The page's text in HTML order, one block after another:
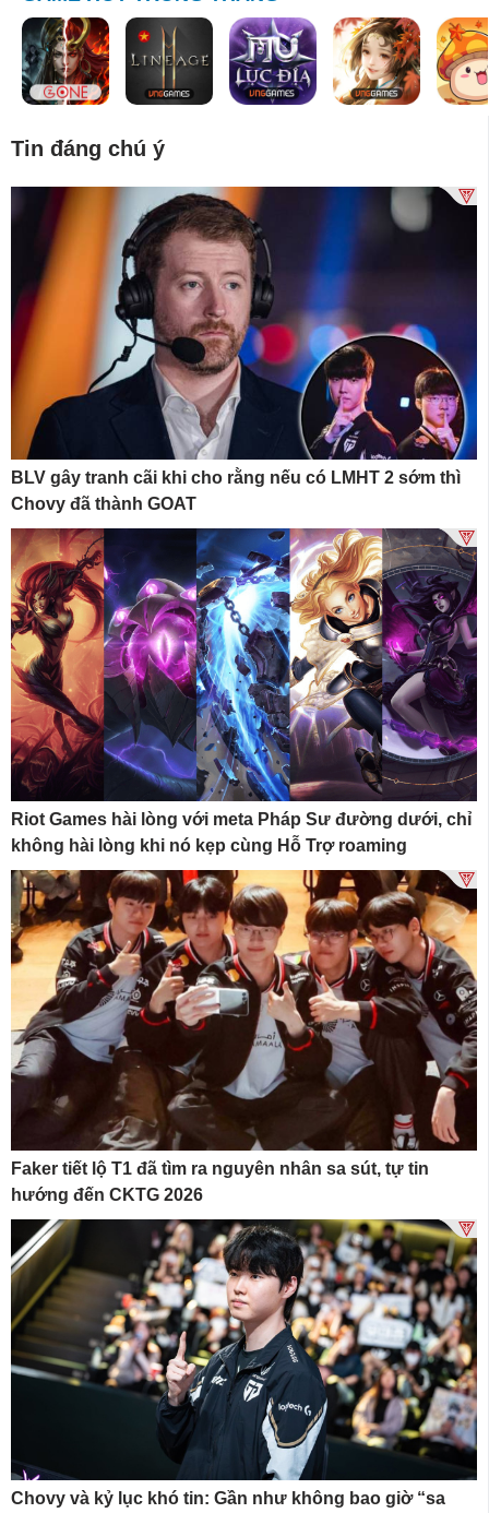
Tin đáng chú ý
BLV gây tranh cãi khi cho rằng nếu có LMHT 2 sớm thì
Chovy đã thành GOAT
Riot Games hài lòng với meta Pháp Sư đường dưới, chỉ
không hài lòng khi nó kẹp cùng Hỗ Trợ roaming
Faker tiết lộ T1 đã tìm ra nguyên nhân sa sút, tự tin
hướng đến CKTG 2026
Chovy và kỷ lục khó tin: Gần như không bao giờ “sa